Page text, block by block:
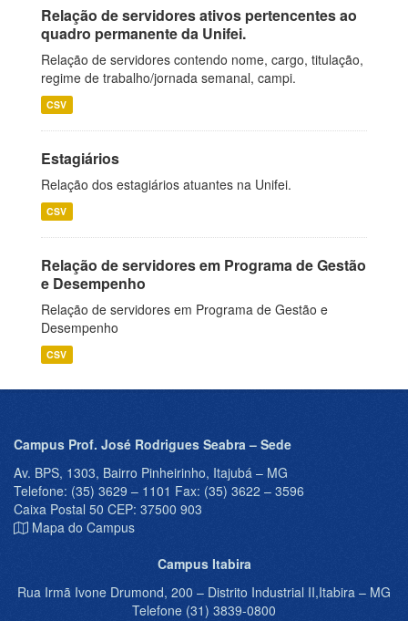
Relação de servidores ativos pertencentes ao
quadro permanente da Unifei.
Relação de servidores contendo nome, cargo, titulação,
regime de trabalho/jornada semanal, campi.
CSV
Estagiários
Relação dos estagiários atuantes na Unifei.
CSV
Relação de servidores em Programa de Gestão
e Desempenho
Relação de servidores em Programa de Gestão e
Desempenho
CSV
Campus Prof. José Rodrigues Seabra – Sede
Av. BPS, 1303, Bairro Pinheirinho, Itajubá – MG
Telefone: (35) 3629 – 1101 Fax: (35) 3622 – 3596
Caixa Postal 50 CEP: 37500 903
Mapa do Campus
Campus Itabira
Rua Irmã Ivone Drumond, 200 – Distrito Industrial II,Itabira – MG
Telefone (31) 3839-0800